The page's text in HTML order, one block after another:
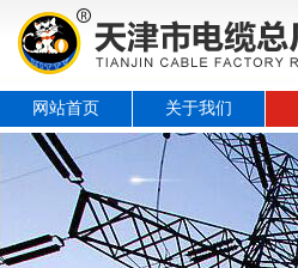
网站首页 关于我们